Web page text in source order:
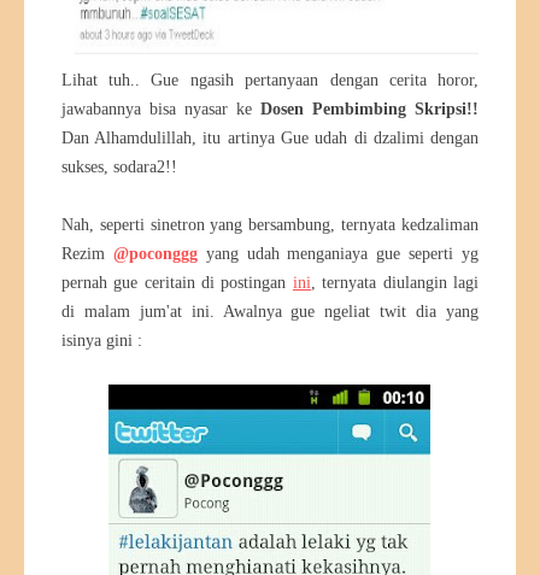
Lihat tuh.. Gue ngasih pertanyaan dengan cerita horor,
jawabannya bisa nyasar keDosen Pembimbing Skripsi!!
Dan Alhamdulillah, itu artinya Gue udah di dzalimi dengan
sukses, sodara2!!
Nah, seperti sinetron yang bersambung, ternyata kedzaliman
Rezim @pocongggyang udah menganiaya gue seperti yg
pernah gue ceritain di postingan ini, ternyata diulangin lagi
di malam jum'at ini. Awalnya gue ngeliat twit dia yang
isinya gini :